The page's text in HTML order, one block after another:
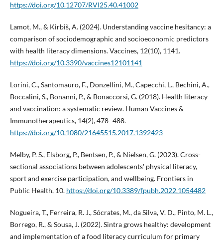
https://doi.org/10.12707/RVI25.40.41002
Lamot, M., & Kirbiš, A. (2024). Understanding vaccine hesitancy: a
comparison of sociodemographic and socioeconomic predictors
with health literacy dimensions. Vaccines, 12(10), 1141.
https://doi.org/10.3390/vaccines12101141
Lorini, C., Santomauro, F., Donzellini, M., Capecchi, L., Bechini, A.,
Boccalini, S., Bonanni, P., & Bonaccorsi, G. (2018). Health literacy
and vaccination: a systematic review. Human Vaccines &
Immunotherapeutics, 14(2), 478–488.
https://doi.org/10.1080/21645515.2017.1392423
Melby, P. S., Elsborg, P., Bentsen, P., & Nielsen, G. (2023). Cross-
sectional associations between adolescents' physical literacy,
sport and exercise participation, and wellbeing. Frontiers in
Public Health, 10. https://doi.org/10.3389/fpubh.2022.1054482
Nogueira, T., Ferreira, R. J., Sócrates, M., da Silva, V. D., Pinto, M. L.,
Borrego, R., & Sousa, J. (2022). Sintra grows healthy: development
and implementation of a food literacy curriculum for primary